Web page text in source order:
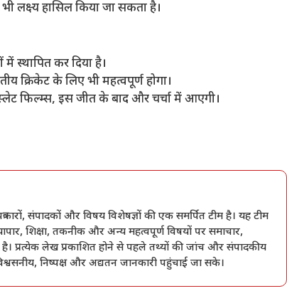
लक्ष्य हासिल किया जा सकता है।
स्थापित कर दिया है।
क्रिकेट के लिए भी महत्वपूर्ण होगा।
फिल्म्स, इस जीत के बाद और चर्चा में आएगी।
संपादकों और विषय विशेषज्ञों की एक समर्पित टीम है। यह टीम
शिक्षा, तकनीक और अन्य महत्वपूर्ण विषयों पर समाचार,
है। प्रत्येक लेख प्रकाशित होने से पहले तथ्यों की जांच और संपादकीय
निष्पक्ष और अद्यतन जानकारी पहुंचाई जा सके।